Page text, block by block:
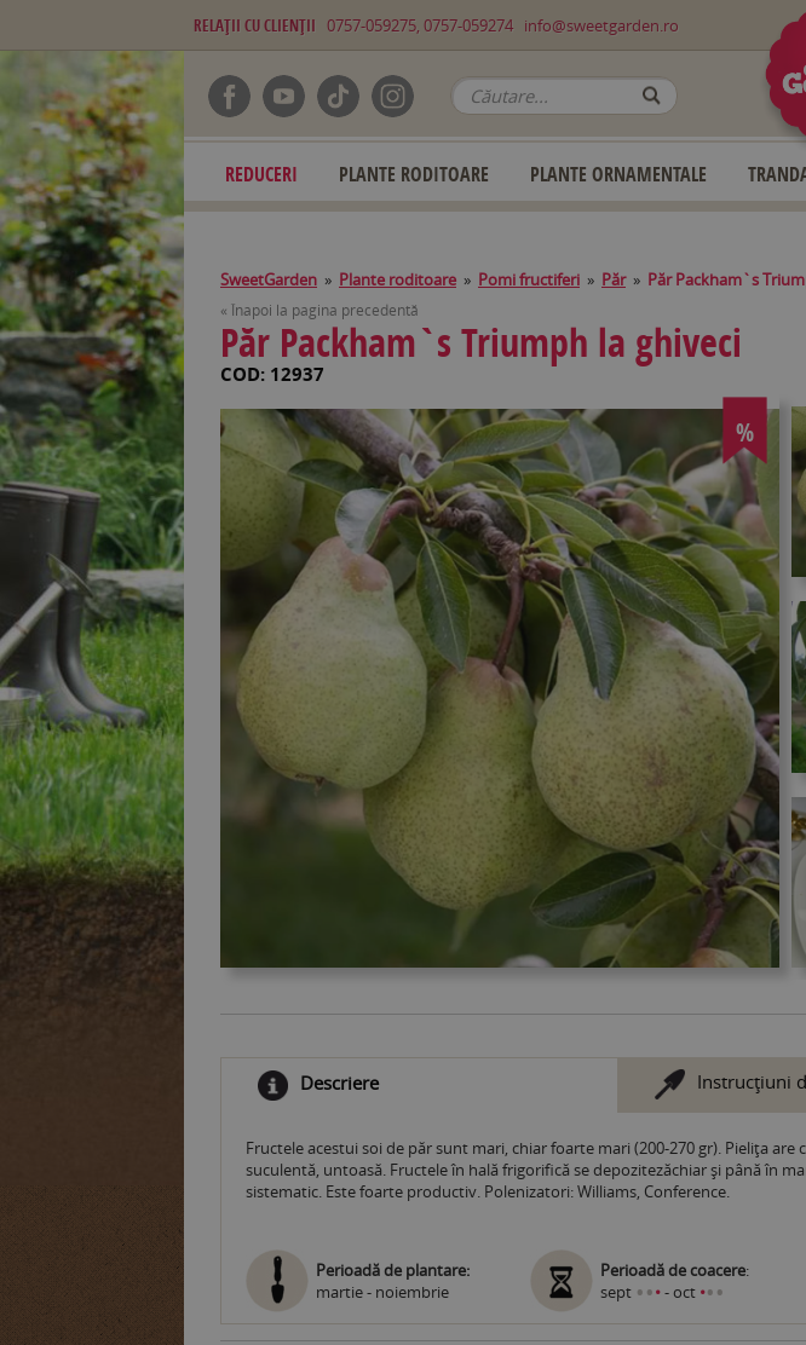
RELAŢII CU CLIENŢII 0757-059275, 0757-059274 info@sweetgarden.ro
REDUCERI PLANTE RODITOARE PLANTE ORNAMENTALE
SweetGarden » Plante roditoare » Pomi fructiferi » Păr» Păr Packham`s
« Înapoi la pagina precedentă
Păr Packham`s Triumph la ghiveci
COD: 12937
%
Descriere Instrucţiuni
Fructele acestui soi de păr sunt mari, chiar foarte mari (200-270 gr). Pieliţa
suculentă, untoasă. Fructele în hală frigorifică se depozitezăchiar și până în
sistematic. Este foarte productiv. Polenizatori: Williams, Conference.
Perioadă de plantare:
martie - noiembrie
Perioadă de coacere:
sept •••- oct •••